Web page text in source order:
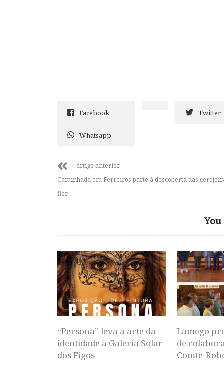
Facebook Twitter
Whatsapp
artigo anterior
Caminhada em Ferreiros parte à descoberta das
flor
“Persona” leva a arte da
identidade à Galeria Solar
dos Figos
Lamego
de
Comte-